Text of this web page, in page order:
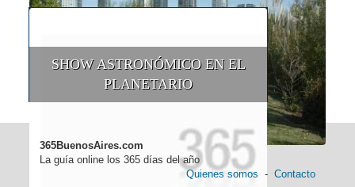
SHOW ASTRONÓMICO EN EL
PLANETARIO
365BuenosAires.com
La guía online los 365 días del año
Quienes somos - Contacto